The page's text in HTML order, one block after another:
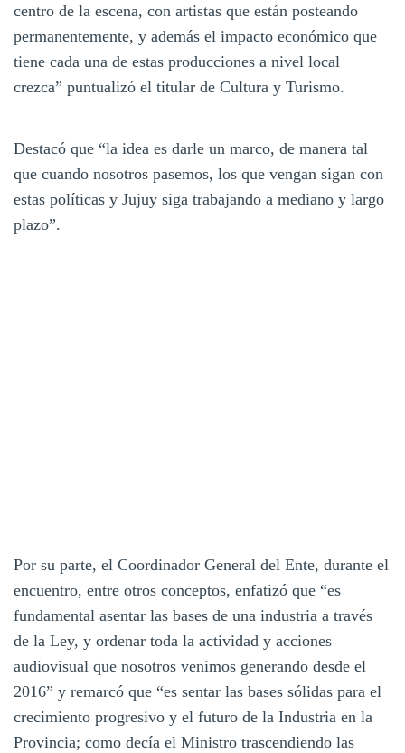
centro de la escena, con artistas que están posteando
permanentemente, y además el impacto económico que
tiene cada una de estas producciones a nivel local
crezca” puntualizó el titular de Cultura y Turismo.
Destacó que “la idea es darle un marco, de manera tal
que cuando nosotros pasemos, los que vengan sigan con
estas políticas y Jujuy siga trabajando a mediano y largo
plazo”.
Por su parte, el Coordinador General del Ente, durante el
encuentro, entre otros conceptos, enfatizó que “es
fundamental asentar las bases de una industria a través
de la Ley, y ordenar toda la actividad y acciones
audiovisual que nosotros venimos generando desde el
2016” y remarcó que “es sentar las bases sólidas para el
crecimiento progresivo y el futuro de la Industria en la
Provincia; como decía el Ministro trascendiendo las